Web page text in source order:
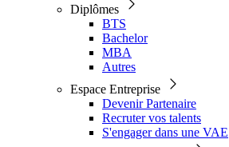
Diplômes
BTS
Bachelor
MBA
Autres
Espace Entreprise
Devenir Partenaire
Recruter vos talents
S'engager dans une VAE